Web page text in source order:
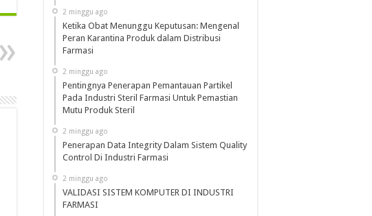
2 minggu ago
Ketika Obat Menunggu Keputusan: Mengenal
Peran Karantina Produk dalam Distribusi
Farmasi
2 minggu ago
Pentingnya Penerapan Pemantauan Partikel
Pada Industri Steril Farmasi Untuk Pemastian
Mutu Produk Steril
2 minggu ago
Penerapan Data Integrity Dalam Sistem Quality
Control Di Industri Farmasi
2 minggu ago
VALIDASI SISTEM KOMPUTER DI INDUSTRI
FARMASI